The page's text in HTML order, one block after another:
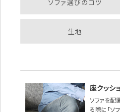
ソファ選びのコツ
生地
座クッシ
ソファを配
る際に「ソ